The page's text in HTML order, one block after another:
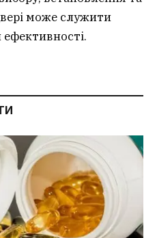
може служити
ефективності.